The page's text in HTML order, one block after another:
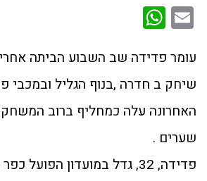
Email
עומר פדידה שב השבוע הביתה
שיחק ב חדרה ,בנוף הגליל ובמכבי
האחרונה עלה כמחליף ברוב
שערים .
פדידה, 32, גדל במועדון